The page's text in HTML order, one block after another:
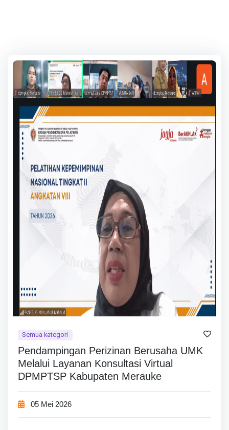
Semua kategori
Pendampingan Perizinan Berusaha UMK
Melalui Layanan Konsultasi Virtual
DPMPTSP Kabupaten Merauke
05 Mei 2026